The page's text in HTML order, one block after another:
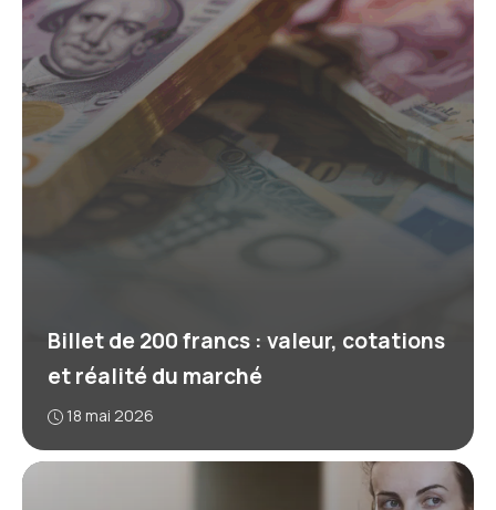
Billet de 200 francs : valeur, cotations
et réalité du marché
18 mai 2026